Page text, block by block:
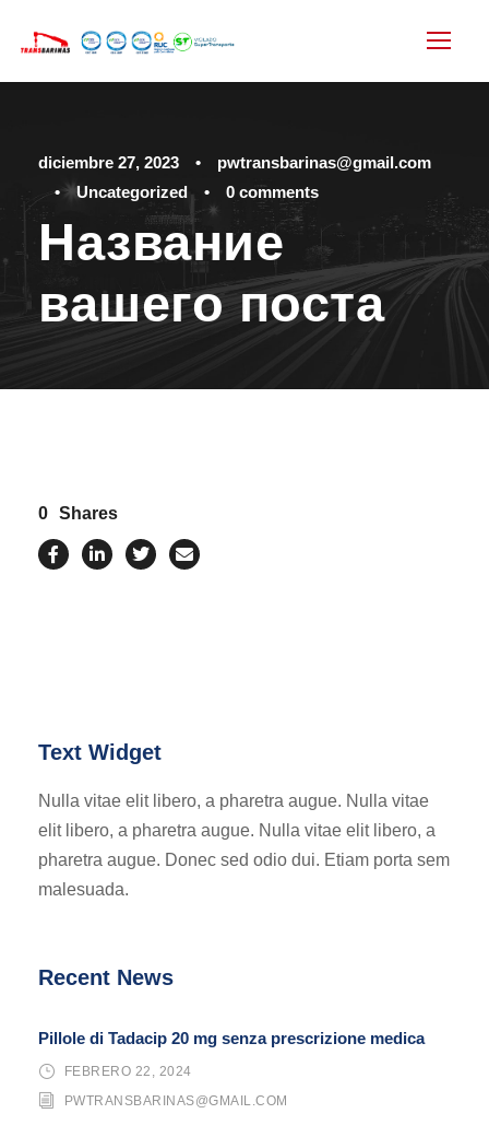
diciembre 27, 2023 •
pwtransbarinas@gmail.com
•
Uncategorized • 0 comments
Название
вашего поста
0 Shares
Text Widget
Nulla vitae elit libero, a pharetra augue. Nulla vitae
elit libero, a pharetra augue. Nulla vitae elit libero, a
pharetra augue. Donec sed odio dui. Etiam porta sem
malesuada.
Recent News
Pillole di Tadacip 20 mg senza prescrizione medica
FEBRERO 22, 2024
PWTRANSBARINAS@GMAIL.COM